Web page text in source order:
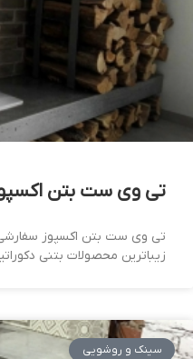
تی وی ست بتن
تی وی ست بتن اکسپوز
زیباترین محصولات بتنی
سینک و روشویی